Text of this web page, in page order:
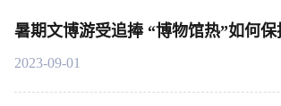
暑期文博游受追捧 “博物馆热”如何保
2023-09-01